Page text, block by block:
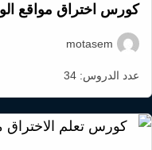
كورس اختراق مواقع
motasem
عدد الدروس: 34